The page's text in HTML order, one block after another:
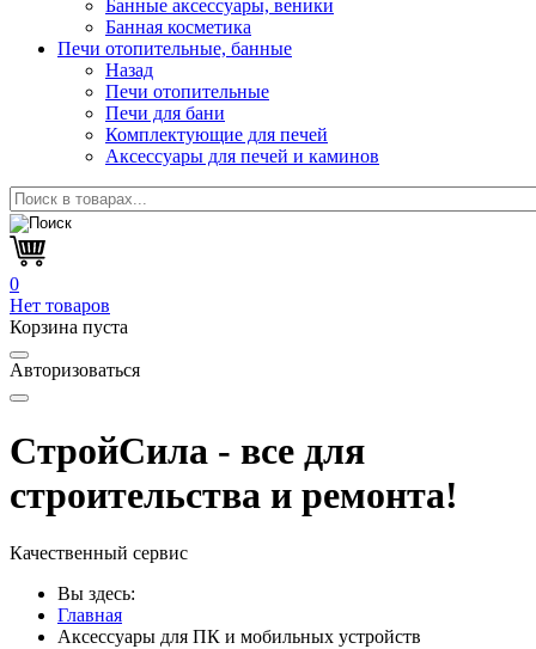
Банные аксессуары, веники
Банная косметика
Печи отопительные, банные
Назад
Печи отопительные
Печи для бани
Комплектующие для печей
Аксессуары для печей и каминов
0
Нет товаров
Корзина пуста
Авторизоваться
СтройСила - все для
строительства и ремонта!
Качественный сервис
Вы здесь:
Главная
Аксессуары для ПК и мобильных устройств